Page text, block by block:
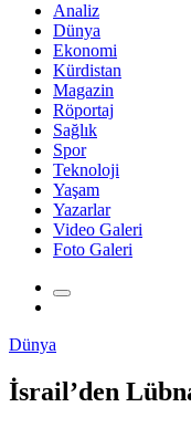
Analiz
Dünya
Ekonomi
Kürdistan
Magazin
Röportaj
Sağlık
Spor
Teknoloji
Yaşam
Yazarlar
Video Galeri
Foto Galeri
Dünya
İsrail’den